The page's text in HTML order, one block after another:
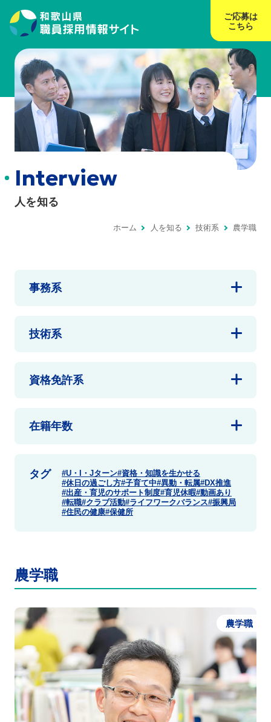
ご応募は
こちら
Interview
人を知る
ホーム 人を知る 技術系 農学職
事務系
技術系
資格免許系
在籍年数
タグ U・I・Jターン 資格・知識を生かせる
休日の過ごし方 子育て中 異動・転属 DX推進
出産・育児のサポート制度 育児休暇 動画あり
転職 クラブ活動 ライフワークバランス 振興局
住民の健康 保健所
農学職
農学職